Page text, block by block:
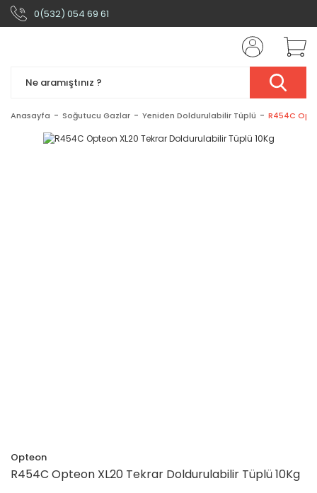
0(532) 054 69 61
Anasayfa Soğutucu Gazlar Yeniden Doldurulabilir Tüplü R454C
Opteon
R454C Opteon XL20 Tekrar Doldurulabilir Tüplü 10Kg